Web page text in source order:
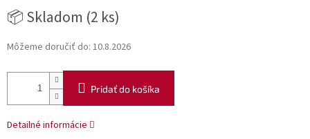
Jednotková
cena:
📦 Skladom (2 ks)
Môžeme doručiť do: 10.8.2026
Pridať do košíka
Detailné informácie